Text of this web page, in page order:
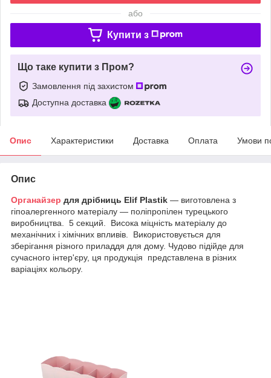
або
Купити з
Що таке купити з Пром?
Замовлення під захистом
Доступна доставка
Опис Характеристики Доставка Оплата Умови
Опис
Органайзер для дрібниць Elif Plastik — виготовлена з
гіпоалергенного матеріалу — поліпропілен турецького
виробництва. 5 секций. Висока міцність матеріалу до
механічних і хімічних впливів. Використовується для
зберігання різного приладдя для дому. Чудово підійде для
сучасного інтер'єру, ця продукція представлена в різних
варіаціях кольору.